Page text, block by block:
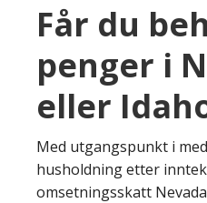
Får du
penger i
eller
Med utgangspunkt i
husholdning etter
omsetningsskatt